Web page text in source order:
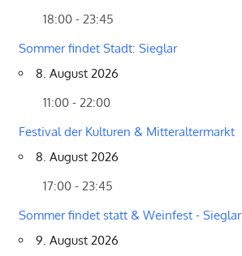
18:00 - 23:45
Sommer findet Stadt: Sieglar
8. August 2026
11:00 - 22:00
Festival der Kulturen & Mitteraltermarkt
8. August 2026
17:00 - 23:45
Sommer findet statt & Weinfest - Sieglar
9. August 2026